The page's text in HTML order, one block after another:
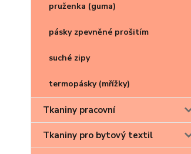
pruženka (guma)
pásky zpevněné prošitím
suché zipy
termopásky (mřížky)
Tkaniny pracovní
Tkaniny pro bytový textil